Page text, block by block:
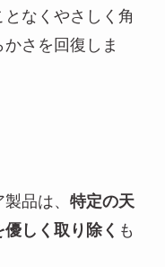
なくやさしく角
さを回復しま
品は、 特定の天
しく取り除く も